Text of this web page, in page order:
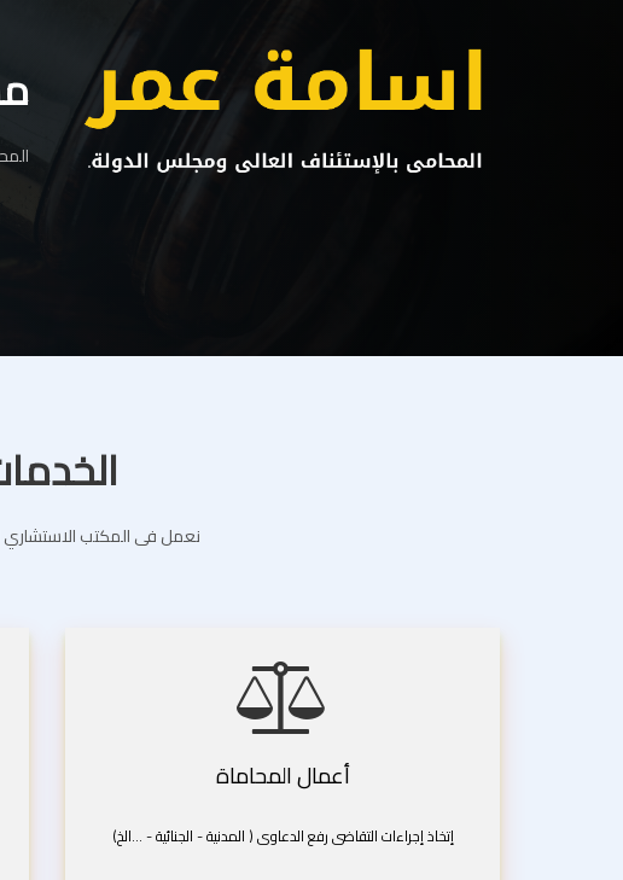
نعمل فى المكتب الاستشاري
أعمال المحاماة
إتخاذ إجراءات التقاضى رفع الدعاوى ( المدنية - الجنائية - ...الخ)